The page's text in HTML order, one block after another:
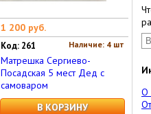
1 200 руб.
Наличие: 4 шт
Код: 261
Матрешка Сергиево-
Посадская 5 мест Дед с
самоваром
В КОРЗИНУ
О